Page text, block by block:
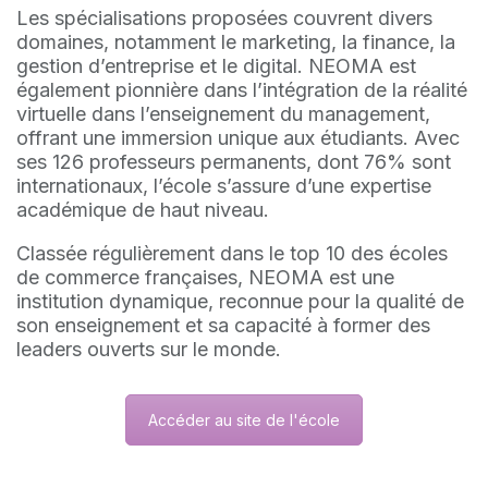
Les spécialisations proposées couvrent divers
domaines, notamment le marketing, la finance, la
gestion d’entreprise et le digital. NEOMA est
également pionnière dans l’intégration de la réalité
virtuelle dans l’enseignement du management,
offrant une immersion unique aux étudiants. Avec
ses 126 professeurs permanents, dont 76% sont
internationaux, l’école s’assure d’une expertise
académique de haut niveau.
Classée régulièrement dans le top 10 des écoles
de commerce françaises, NEOMA est une
institution dynamique, reconnue pour la qualité de
son enseignement et sa capacité à former des
leaders ouverts sur le monde.
Accéder au site de l'école